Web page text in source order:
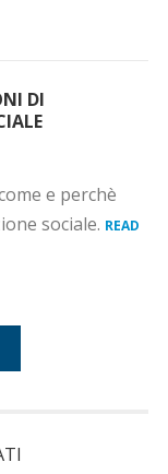
DI
e perchè
sociale. READ